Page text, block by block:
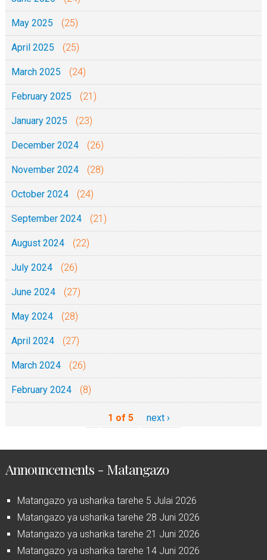
May 2025 (25)
April 2025 (25)
March 2025 (24)
February 2025 (21)
January 2025 (23)
December 2024 (26)
November 2024 (28)
October 2024 (24)
September 2024 (21)
August 2024 (22)
July 2024 (26)
June 2024 (27)
May 2024 (28)
April 2024 (27)
March 2024 (26)
February 2024 (8)
1 of 5 next ›
Announcements - Matangazo
Matangazo ya usharika tarehe 5 Julai 2026
Matangazo ya usharika tarehe 28 Juni 2026
Matangazo ya usharika tarehe 21 Juni 2026
Matangazo ya usharika tarehe 14 Juni 2026